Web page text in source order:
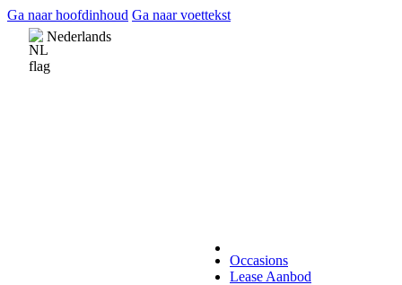
Ga naar hoofdinhoud Ga naar voettekst
Nederlands
Occasions
Lease Aanbod